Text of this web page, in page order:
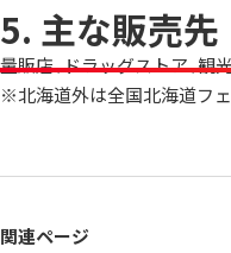
5. 主な販売先
量販店、ドラッグストア、観
※北海道外は全国北海道フ
関連ページ